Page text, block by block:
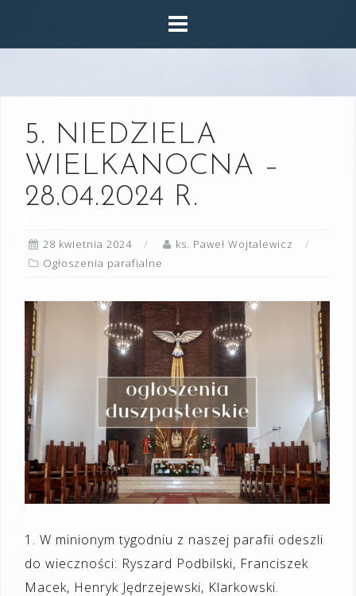
5. NIEDZIELA
WIELKANOCNA –
28.04.2024 R.
28 kwietnia 2024
ks. Paweł Wojtalewicz
Ogłoszenia parafialne
1. W minionym tygodniu z naszej parafii odeszli
do wieczności: Ryszard Podbilski, Franciszek
Macek, Henryk Jędrzejewski, Klarkowski.